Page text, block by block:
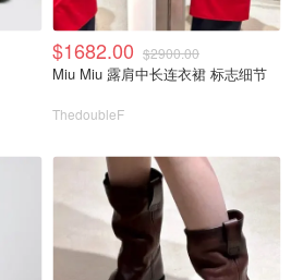
$1682.00 $2900.00
Miu Miu 露肩中长连衣裙 标志细节
ThedoubleF